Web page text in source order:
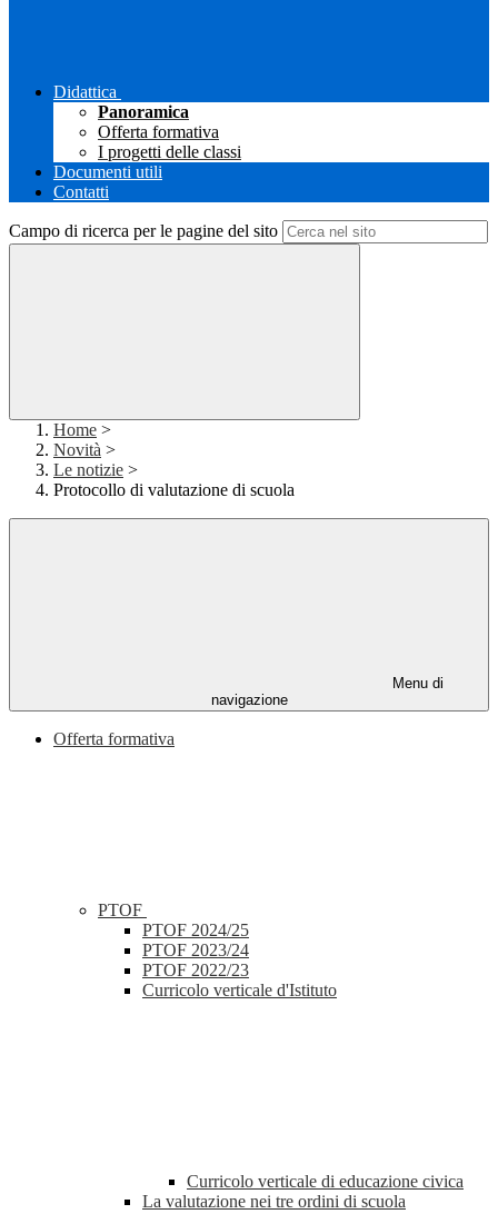
Didattica
Panoramica
Offerta formativa
I progetti delle classi
Documenti utili
Contatti
Campo di ricerca per le pagine del sito
Home >
Novità >
Le notizie >
Protocollo di valutazione di scuola
Menu di
navigazione
Offerta formativa
PTOF
PTOF 2024/25
PTOF 2023/24
PTOF 2022/23
Curricolo verticale d'Istituto
Curricolo verticale di educazione civica
La valutazione nei tre ordini di scuola